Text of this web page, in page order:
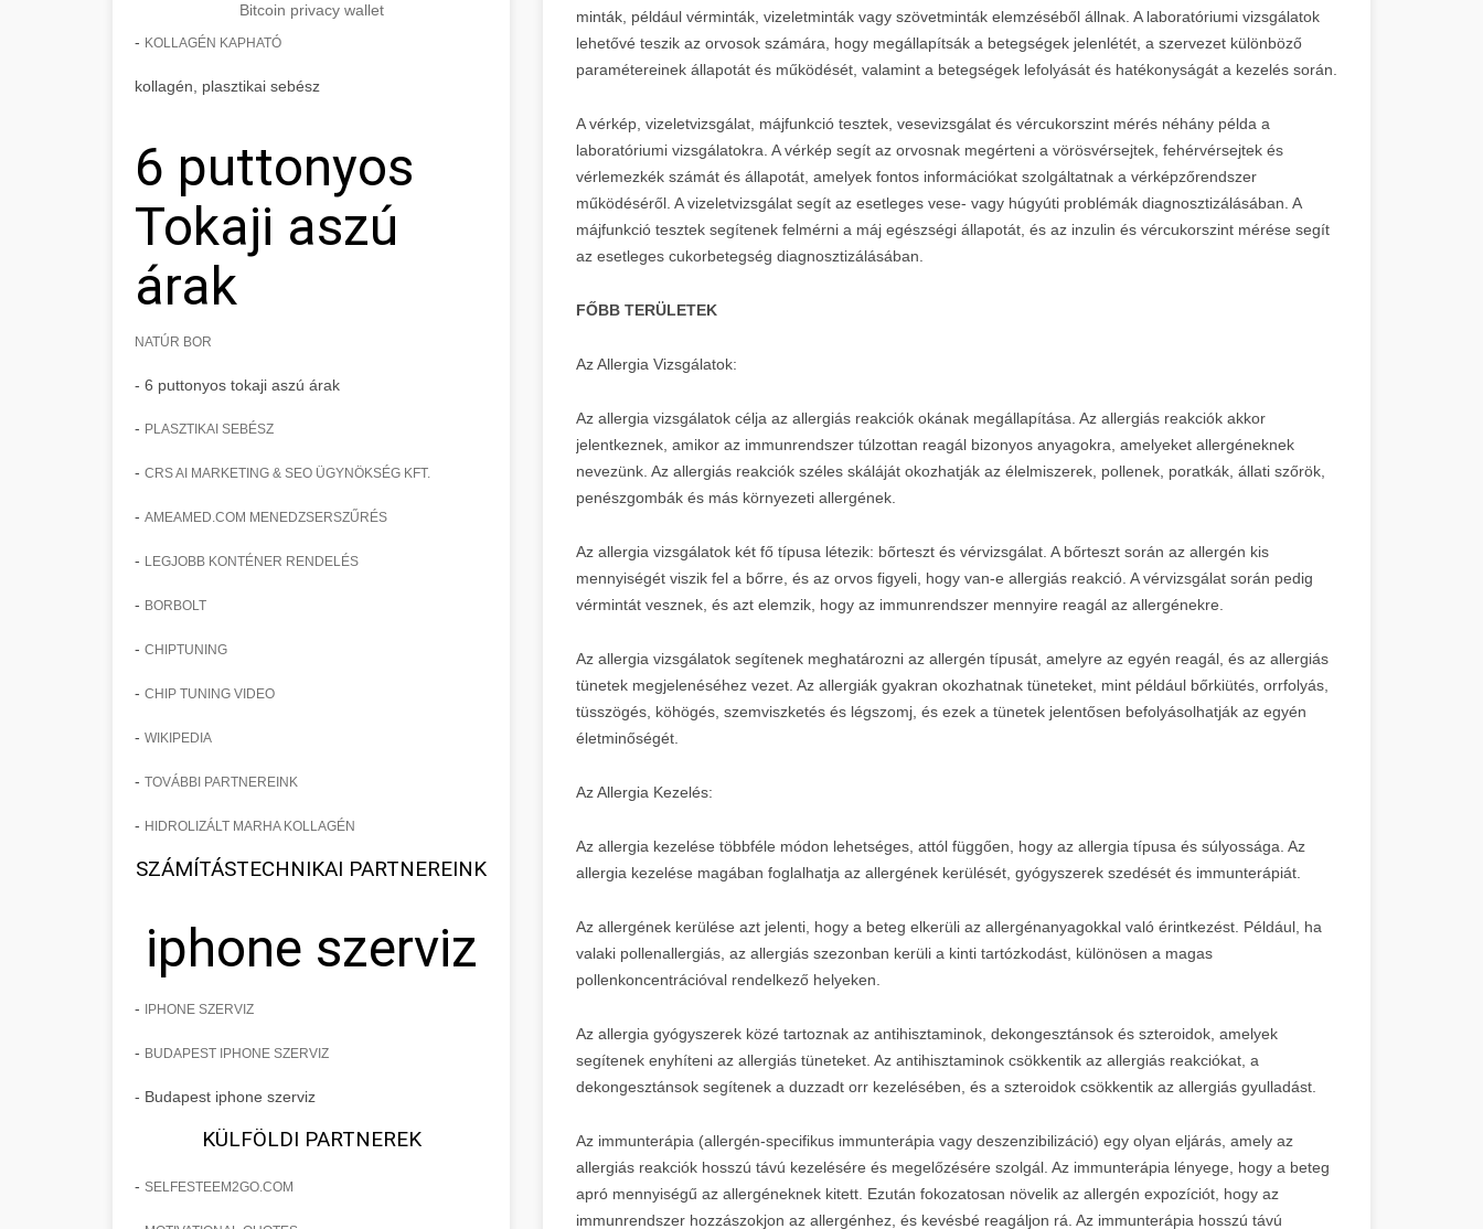
Bitcoin privacy wallet
- KOLLAGÉN KAPHATÓ
kollagén, plasztikai sebész
6 puttonyos
Tokaji aszú
árak
NATÚR BOR
- 6 puttonyos tokaji aszú árak
- PLASZTIKAI SEBÉSZ
- CRS AI MARKETING & SEO ÜGYNÖKSÉG KFT.
- AMEAMED.COM MENEDZSERSZŰRÉS
- LEGJOBB KONTÉNER RENDELÉS
- BORBOLT
- CHIPTUNING
- CHIP TUNING VIDEO
- WIKIPEDIA
- TOVÁBBI PARTNEREINK
- HIDROLIZÁLT MARHA KOLLAGÉN
SZÁMÍTÁSTECHNIKAI PARTNEREINK
iphone szerviz
- IPHONE SZERVIZ
- BUDAPEST IPHONE SZERVIZ
- Budapest iphone szerviz
KÜLFÖLDI PARTNEREK
- SELFESTEEM2GO.COM
minták, például vérminták, vizeletminták vagy szövetminták elemzéséből állnak. A laboratóriumi vizsgálatok
lehetővé teszik az orvosok számára, hogy megállapítsák a betegségek jelenlétét, a szervezet különböző
paramétereinek állapotát és működését, valamint a betegségek lefolyását és hatékonyságát a kezelés során.
A vérkép, vizeletvizsgálat, májfunkció tesztek, vesevizsgálat és vércukorszint mérés néhány példa a
laboratóriumi vizsgálatokra. A vérkép segít az orvosnak megérteni a vörösvérsejtek, fehérvérsejtek és
vérlemezkék számát és állapotát, amelyek fontos információkat szolgáltatnak a vérképzőrendszer
működéséről. A vizeletvizsgálat segít az esetleges vese- vagy húgyúti problémák diagnosztizálásában. A
májfunkció tesztek segítenek felmérni a máj egészségi állapotát, és az inzulin és vércukorszint mérése segít
az esetleges cukorbetegség diagnosztizálásában.
FŐBB TERÜLETEK
Az Allergia Vizsgálatok:
Az allergia vizsgálatok célja az allergiás reakciók okának megállapítása. Az allergiás reakciók akkor
jelentkeznek, amikor az immunrendszer túlzottan reagál bizonyos anyagokra, amelyeket allergéneknek
nevezünk. Az allergiás reakciók széles skáláját okozhatják az élelmiszerek, pollenek, poratkák, állati szőrök,
penészgombák és más környezeti allergének.
Az allergia vizsgálatok két fő típusa létezik: bőrteszt és vérvizsgálat. A bőrteszt során az allergén kis
mennyiségét viszik fel a bőrre, és az orvos figyeli, hogy van-e allergiás reakció. A vérvizsgálat során pedig
vérmintát vesznek, és azt elemzik, hogy az immunrendszer mennyire reagál az allergénekre.
Az allergia vizsgálatok segítenek meghatározni az allergén típusát, amelyre az egyén reagál, és az allergiás
tünetek megjelenéséhez vezet. Az allergiák gyakran okozhatnak tüneteket, mint például bőrkiütés, orrfolyás,
tüsszögés, köhögés, szemviszketés és légszomj, és ezek a tünetek jelentősen befolyásolhatják az egyén
életminőségét.
Az Allergia Kezelés:
Az allergia kezelése többféle módon lehetséges, attól függően, hogy az allergia típusa és súlyossága. Az
allergia kezelése magában foglalhatja az allergének kerülését, gyógyszerek szedését és immunterápiát.
Az allergének kerülése azt jelenti, hogy a beteg elkerüli az allergénanyagokkal való érintkezést. Például, ha
valaki pollenallergiás, az allergiás szezonban kerüli a kinti tartózkodást, különösen a magas
pollenkoncentrációval rendelkező helyeken.
Az allergia gyógyszerek közé tartoznak az antihisztaminok, dekongesztánsok és szteroidok, amelyek
segítenek enyhíteni az allergiás tüneteket. Az antihisztaminok csökkentik az allergiás reakciókat, a
dekongesztánsok segítenek a duzzadt orr kezelésében, és a szteroidok csökkentik az allergiás gyulladást.
Az immunterápia (allergén-specifikus immunterápia vagy deszenzibilizáció) egy olyan eljárás, amely az
allergiás reakciók hosszú távú kezelésére és megelőzésére szolgál. Az immunterápia lényege, hogy a beteg
apró mennyiségű az allergéneknek kitett. Ezután fokozatosan növelik az allergén expozíciót, hogy az
immunrendszer hozzászokjon az allergénhez, és kevésbé reagáljon rá. Az immunterápia hosszú távú